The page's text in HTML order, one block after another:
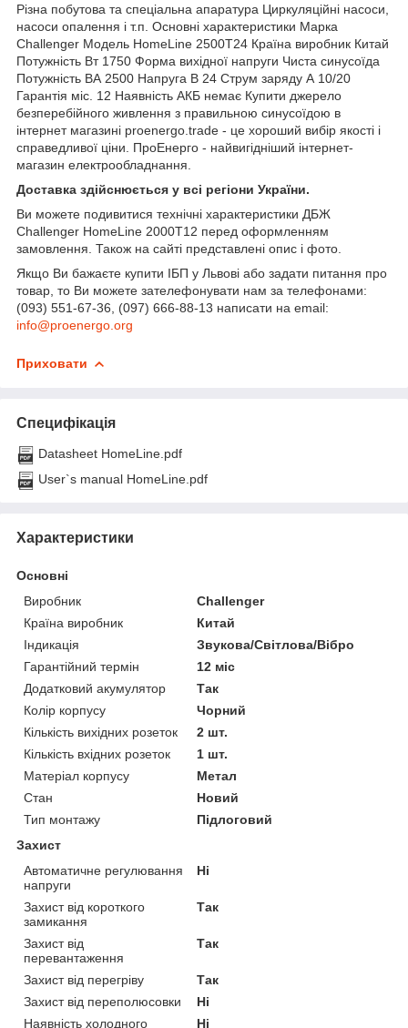
Різна побутова та спеціальна апаратура Циркуляційні насоси,
насоси опалення і т.п. Основні характеристики Марка
Challenger Модель HomeLine 2500Т24 Країна виробник Китай
Потужність Вт 1750 Форма вихідної напруги Чиста синусоїда
Потужність ВА 2500 Напруга В 24 Струм заряду А 10/20
Гарантія міс. 12 Наявність АКБ немає Купити джерело
безперебійного живлення з правильною синусоїдою в
інтернет магазині proenergo.trade - це хороший вибір якості і
справедливої ціни. ПроЕнерго - найвигідніший інтернет-
магазин електрообладнання.
Доставка здійснюється у всі регіони України.
Ви можете подивитися технічні характеристики ДБЖ
Challenger HomeLine 2000T12 перед оформленням
замовлення. Також на сайті представлені опис і фото.
Якщо Ви бажаєте купити ІБП у Львові або задати питання про
товар, то Ви можете зателефонувати нам за телефонами:
(093) 551-67-36, (097) 666-88-13 написати на email:
info@proenergo.org
Приховати
Специфікація
Datasheet HomeLine.pdf
User`s manual HomeLine.pdf
Характеристики
Основні
Виробник
Challenger
Країна виробник
Китай
Індикація
Звукова/Світлова/Вібро
Гарантійний термін
12 міс
Додатковий акумулятор
Так
Колір корпусу
Чорний
Кількість вихідних розеток
2 шт.
Кількість вхідних розеток
1 шт.
Матеріал корпусу
Метал
Стан
Новий
Тип монтажу
Підлоговий
Захист
Автоматичне регулювання
напруги
Ні
Захист від короткого
замикання
Так
Захист від
перевантаження
Так
Захист від перегріву
Так
Захист від переполюсовки
Ні
Наявність холодного
Ні